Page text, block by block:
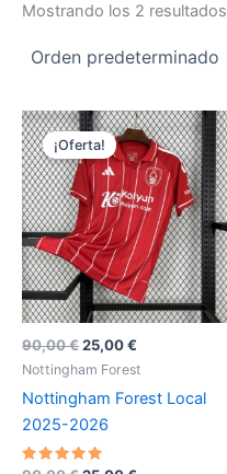
Mostrando los 2 resultados
90,00€El
precio
original
era:
90,00 €.
25,00€
precio
actual
es:
¡Oferta!
Nottingham Forest
Nottingham Forest Local
2025-2026